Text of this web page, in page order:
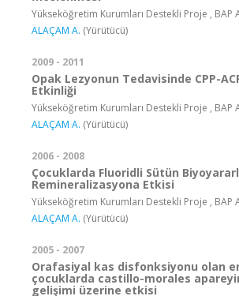
Yükseköğretim Kurumları Destekli Proje , BAP
ALAÇAM A. (Yürütücü)
2009 - 2011
Opak Lezyonun Tedavisinde CPP-
Etkinliği
Yükseköğretim Kurumları Destekli Proje , BAP
ALAÇAM A. (Yürütücü)
2006 - 2008
Çocuklarda Fluoridli Sütün
Remineralizasyona Etkisi
Yükseköğretim Kurumları Destekli Proje , BAP
ALAÇAM A. (Yürütücü)
2005 - 2007
Orafasiyal kas disfonksiyonu olan
çocuklarda castillo-morales
gelişimi üzerine etkisi